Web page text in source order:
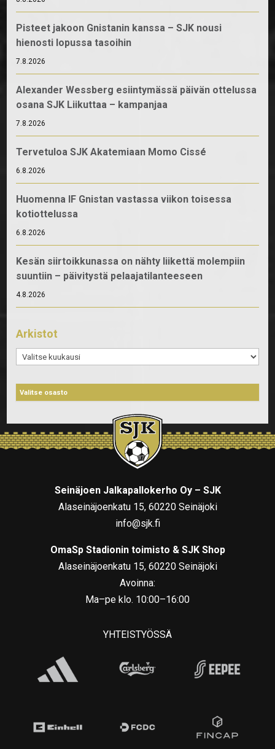
Pisteet jakoon Gnistanin kanssa – SJK nousi
hienosti lopussa tasoihin
7.8.2026
Alexander Wessberg esiintymässä päivän ottelussa
osana SJK Liikuttaa – kampanjaa
7.8.2026
Tervetuloa SJK Akatemiaan Momo Cissé
6.8.2026
Huomenna IF Gnistan vastassa viikon toisessa
kotiottelussa
6.8.2026
Kesän siirtoikkunassa on nähty liikettä molempiin
suuntiin – päivitystä pelaajatilanteeseen
4.8.2026
Arkistot
Arkistot
Seinäjoen Jalkapallokerho Oy – SJK
Alaseinäjoenkatu 15, 60220 Seinäjoki
info@sjk.fi
OmaSp Stadionin toimisto & SJK Shop
Alaseinäjoenkatu 15, 60220 Seinäjoki
Avoinna:
Ma–pe klo. 10:00–16:00
YHTEISTYÖSSÄ